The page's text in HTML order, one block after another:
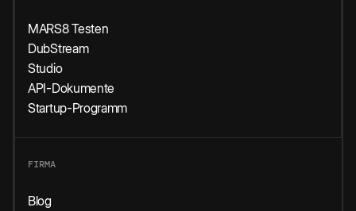
MARS8 Testen
DubStream
Studio
API-Dokumente
Startup-Programm
FIRMA
Blog